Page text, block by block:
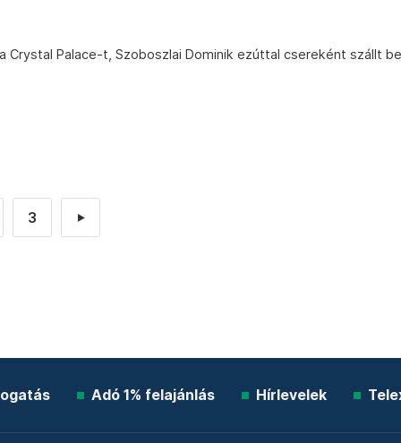
Crystal Palace-t, Szoboszlai Dominik ezúttal csereként szállt be
3 ►
Adó 1% felajánlás Hírlevelek